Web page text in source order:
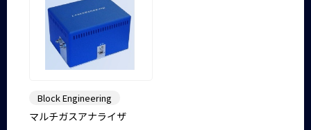
Block Engineering
マルチガスアナライザ